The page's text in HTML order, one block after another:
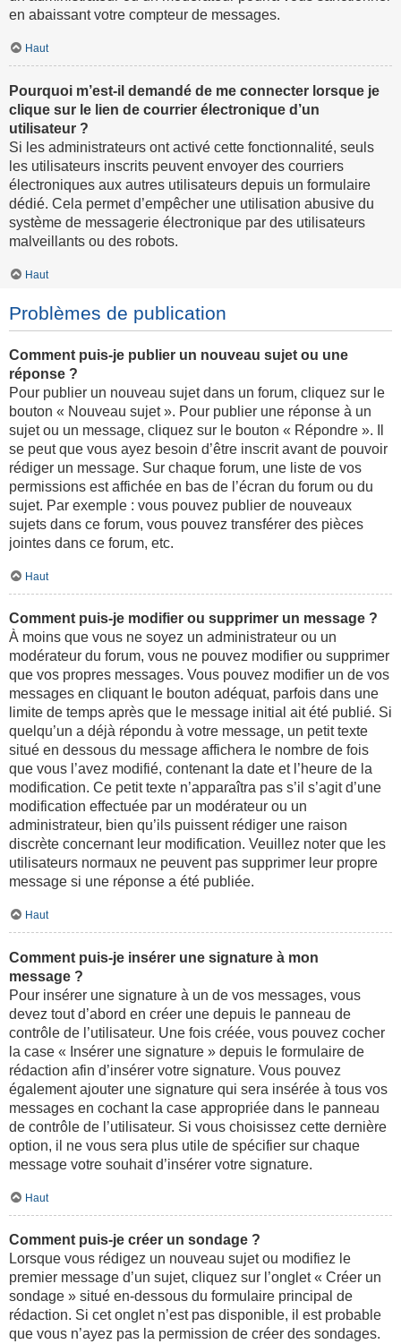
en abaissant votre compteur de messages.
Haut
Pourquoi m’est-il demandé de me connecter lorsque je
clique sur le lien de courrier électronique d’un
utilisateur ?
Si les administrateurs ont activé cette fonctionnalité, seuls
les utilisateurs inscrits peuvent envoyer des courriers
électroniques aux autres utilisateurs depuis un formulaire
dédié. Cela permet d’empêcher une utilisation abusive du
système de messagerie électronique par des utilisateurs
malveillants ou des robots.
Haut
Problèmes de publication
Comment puis-je publier un nouveau sujet ou une
réponse ?
Pour publier un nouveau sujet dans un forum, cliquez sur le
bouton « Nouveau sujet ». Pour publier une réponse à un
sujet ou un message, cliquez sur le bouton « Répondre ». Il
se peut que vous ayez besoin d’être inscrit avant de pouvoir
rédiger un message. Sur chaque forum, une liste de vos
permissions est affichée en bas de l’écran du forum ou du
sujet. Par exemple : vous pouvez publier de nouveaux
sujets dans ce forum, vous pouvez transférer des pièces
jointes dans ce forum, etc.
Haut
Comment puis-je modifier ou supprimer un message ?
À moins que vous ne soyez un administrateur ou un
modérateur du forum, vous ne pouvez modifier ou supprimer
que vos propres messages. Vous pouvez modifier un de vos
messages en cliquant le bouton adéquat, parfois dans une
limite de temps après que le message initial ait été publié. Si
quelqu’un a déjà répondu à votre message, un petit texte
situé en dessous du message affichera le nombre de fois
que vous l’avez modifié, contenant la date et l’heure de la
modification. Ce petit texte n’apparaîtra pas s’il s’agit d’une
modification effectuée par un modérateur ou un
administrateur, bien qu’ils puissent rédiger une raison
discrète concernant leur modification. Veuillez noter que les
utilisateurs normaux ne peuvent pas supprimer leur propre
message si une réponse a été publiée.
Haut
Comment puis-je insérer une signature à mon
message ?
Pour insérer une signature à un de vos messages, vous
devez tout d’abord en créer une depuis le panneau de
contrôle de l’utilisateur. Une fois créée, vous pouvez cocher
la case « Insérer une signature » depuis le formulaire de
rédaction afin d’insérer votre signature. Vous pouvez
également ajouter une signature qui sera insérée à tous vos
messages en cochant la case appropriée dans le panneau
de contrôle de l’utilisateur. Si vous choisissez cette dernière
option, il ne vous sera plus utile de spécifier sur chaque
message votre souhait d’insérer votre signature.
Haut
Comment puis-je créer un sondage ?
Lorsque vous rédigez un nouveau sujet ou modifiez le
premier message d’un sujet, cliquez sur l’onglet « Créer un
sondage » situé en-dessous du formulaire principal de
rédaction. Si cet onglet n’est pas disponible, il est probable
que vous n’ayez pas la permission de créer des sondages.